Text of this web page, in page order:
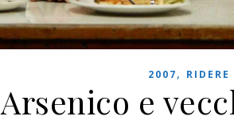
2007, RIDERE
Arsenico e